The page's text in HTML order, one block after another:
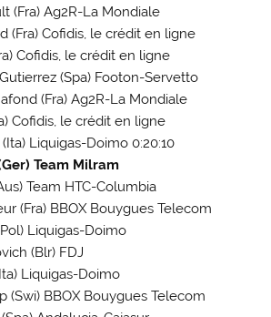
(Fra) Ag2R-La Mondiale
(Fra) Cofidis, le crédit en ligne
Cofidis, le crédit en ligne
(Spa) Footon-Servetto
(Fra) Ag2R-La Mondiale
Cofidis, le crédit en ligne
Liquigas-Doimo 0:20:10
Team Milram
Team HTC-Columbia
(Fra) BBOX Bouygues Telecom
Liquigas-Doimo
(Blr) FDJ
Liquigas-Doimo
(Swi) BBOX Bouygues Telecom